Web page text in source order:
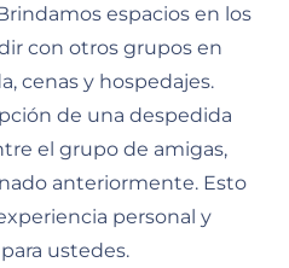
espacios en los
con otros grupos en
cenas y hospedajes.
de una despedida
el grupo de amigas,
anteriormente. Esto
personal y
ustedes.